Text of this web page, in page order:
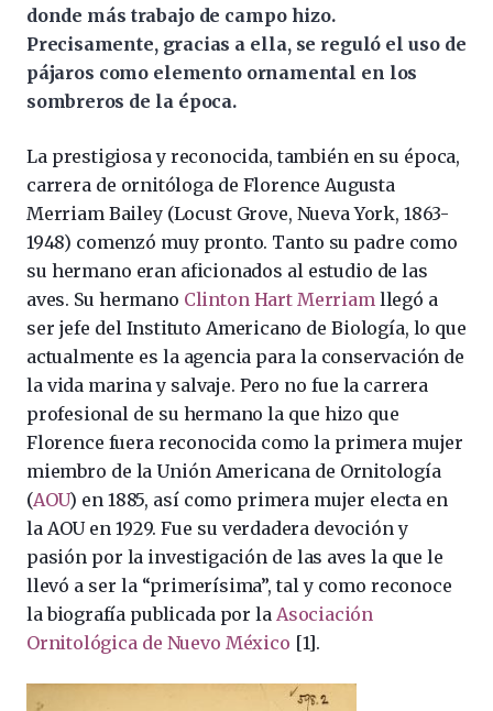
donde más trabajo de campo hizo.
Precisamente, gracias a ella, se reguló el uso de
pájaros como elemento ornamental en los
sombreros de la época.
La prestigiosa y reconocida, también en su época,
carrera de ornitóloga de Florence Augusta
Merriam Bailey (Locust Grove, Nueva York, 1863-
1948) comenzó muy pronto. Tanto su padre como
su hermano eran aficionados al estudio de las
aves. Su hermano Clinton Hart Merriamllegó a
ser jefe del Instituto Americano de Biología, lo que
actualmente es la agencia para la conservación de
la vida marina y salvaje. Pero no fue la carrera
profesional de su hermano la que hizo que
Florence fuera reconocida como la primera mujer
miembro de la Unión Americana de Ornitología
(AOU) en 1885, así como primera mujer electa en
la AOU en 1929. Fue su verdadera devoción y
pasión por la investigación de las aves la que le
llevó a ser la “primerísima”, tal y como reconoce
la biografía publicada por laAsociación
Ornitológica de Nuevo México [1].